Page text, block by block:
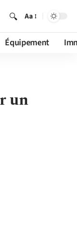
Aa
Équipement
un